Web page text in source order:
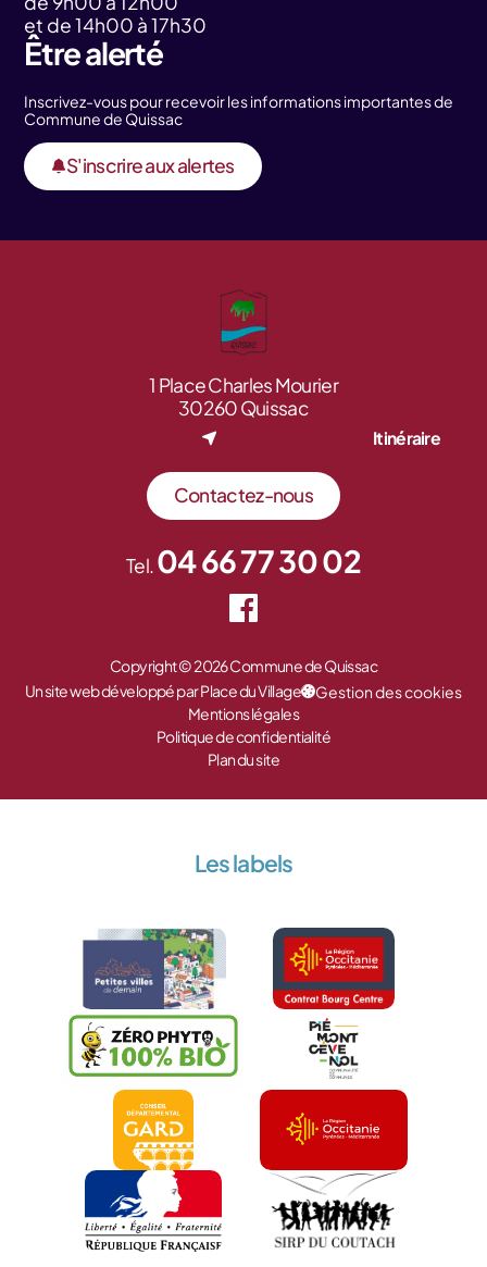
et de 14h00 à 17h30
Être alerté
Inscrivez-vous pour recevoir les informations importantes de
Commune de Quissac
S'inscrire aux alertes
1 Place Charles Mourier
30260 Quissac
Itinéraire
Contactez-nous
Tel.04 66 77 30 02
Copyright © 2026 Commune de Quissac
Un site web développé par Place du Village
Gestion des cookies
Mentions légales
Politique de confidentialité
Plan du site
Les labels